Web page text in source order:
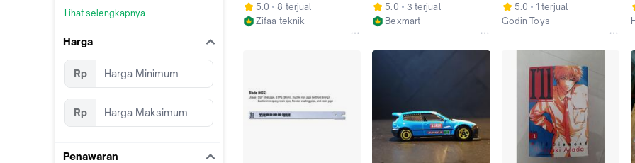
Lihat selengkapnya
Harga
Rp
Rp
Penawaran
5.0
8 terjual
Zifaa teknik
5.0
3 terjual
Bexmart
5.0
1 terjual
Godin Toys